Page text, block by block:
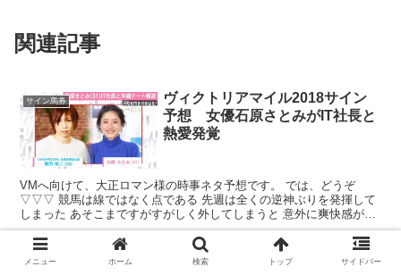
関連記事
サイン馬券
ヴィクトリアマイル2018サイン
予想 女優石原さとみがIT社長と
熱愛発覚
VMへ向けて、大正ロマン様の時事ネタ予想です。 では、どうぞ
▽▽▽ 競馬は線ではなく点である 先週は全くの逆神ぶりを発揮して
しまった あそこまですがすがしく外してしまうと 意外に爽快感があ
って、後に引きずるものもない ...
【弥生賞】2018｜ダノンプレミ
メニュー ホーム 検索 トップ サイドバー